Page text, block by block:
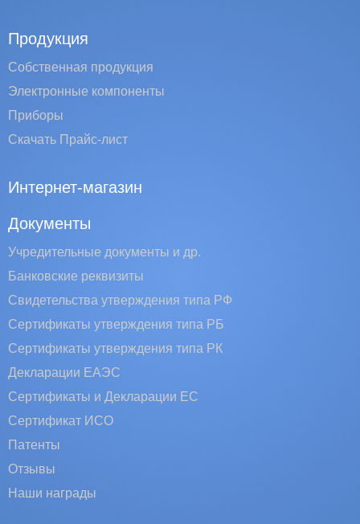
Продукция
Собственная продукция
Электронные компоненты
Приборы
Скачать Прайс-лист
Интернет-магазин
Документы
Учредительные документы и др.
Банковские реквизиты
Свидетельства утверждения типа РФ
Сертификаты утверждения типа РБ
Сертификаты утверждения типа РК
Декларации ЕАЭС
Сертификаты и Декларации EC
Сертификат ИСО
Патенты
Отзывы
Наши награды